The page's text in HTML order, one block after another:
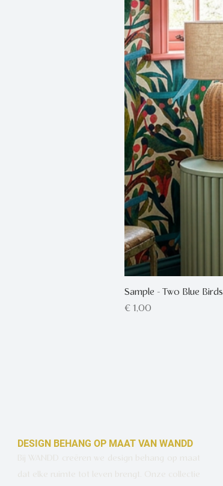
Sample - Two Blue Birds
Prijs
€ 1,00
DESIGN BEHANG OP MAAT VAN WANDD
Bij WANDD creëren we design behang op maat
dat elke ruimte tot leven brengt. Onze collectie